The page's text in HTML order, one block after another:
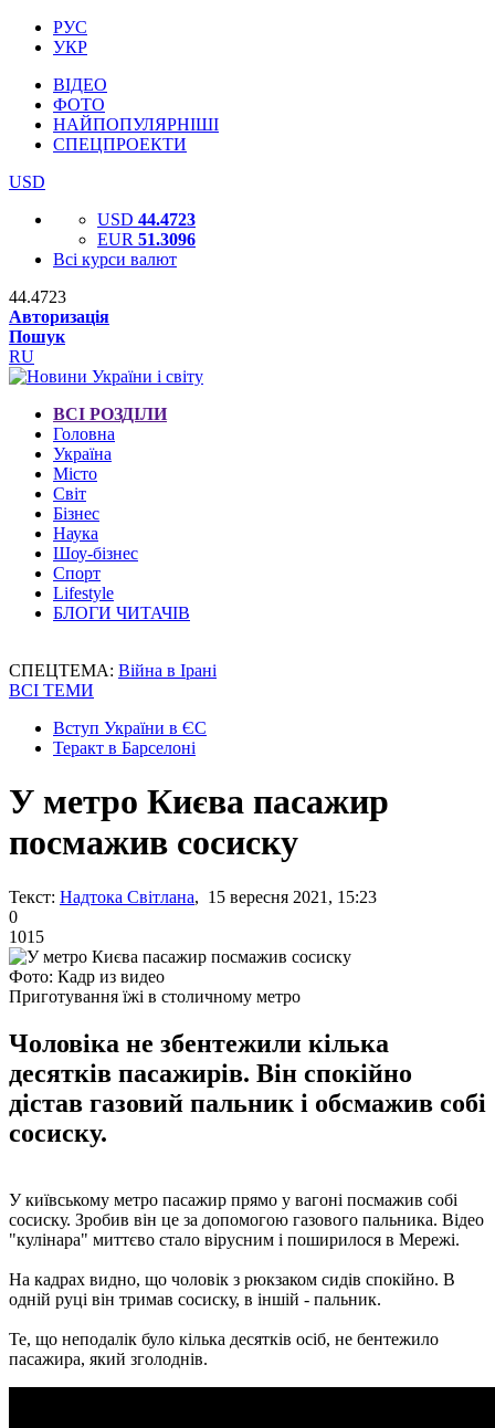
РУС
УКР
ВІДЕО
ФОТО
НАЙПОПУЛЯРНІШІ
СПЕЦПРОЕКТИ
USD
USD 44.4723
EUR 51.3096
Всі курси валют
44.4723
Авторизація
Пошук
RU
ВСІ РОЗДІЛИ
Головна
Україна
Місто
Світ
Бізнес
Наука
Шоу-бізнес
Спорт
Lifestyle
БЛОГИ ЧИТАЧІВ
СПЕЦТЕМА: Війна в Ірані
ВСІ ТЕМИ
Вступ України в ЄС
Теракт в Барселоні
У метро Києва пасажир
посмажив сосиску
Текст: Надтока Світлана, 15 вересня 2021, 15:23
0
1015
Фото: Кадр из видео
Приготування їжі в столичному метро
Чоловіка не збентежили кілька
десятків пасажирів. Він спокійно
дістав газовий пальник і обсмажив собі
сосиску.
У київському метро пасажир прямо у вагоні посмажив собі
сосиску. Зробив він це за допомогою газового пальника. Відео
"кулінара" миттєво стало вірусним і поширилося в Мережі.
На кадрах видно, що чоловік з рюкзаком сидів спокійно. В
одній руці він тримав сосиску, в іншій - пальник.
Те, що неподалік було кілька десятків осіб, не бентежило
пасажира, який зголоднів.